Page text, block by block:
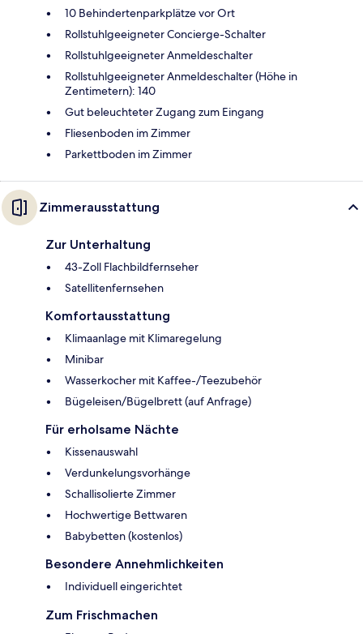
10 Behindertenparkplätze vor Ort
Rollstuhlgeeigneter Concierge-Schalter
Rollstuhlgeeigneter Anmeldeschalter
Rollstuhlgeeigneter Anmeldeschalter (Höhe in
Zentimetern): 140
Gut beleuchteter Zugang zum Eingang
Fliesenboden im Zimmer
Parkettboden im Zimmer
Zimmerausstattung
Zur Unterhaltung
43-Zoll Flachbildfernseher
Satellitenfernsehen
Komfortausstattung
Klimaanlage mit Klimaregelung
Minibar
Wasserkocher mit Kaffee-/Teezubehör
Bügeleisen/Bügelbrett (auf Anfrage)
Für erholsame Nächte
Kissenauswahl
Verdunkelungsvorhänge
Schallisolierte Zimmer
Hochwertige Bettwaren
Babybetten (kostenlos)
Besondere Annehmlichkeiten
Individuell eingerichtet
Zum Frischmachen